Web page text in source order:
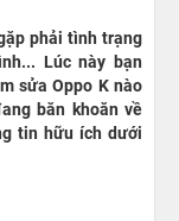
phải tình trạng
Lúc này bạn
sửa Oppo K nào
băn khoăn về
tin hữu ích dưới